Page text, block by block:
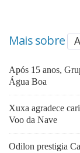
Mais sobre
Após 15 anos,
Água Boa
Xuxa agradece
Voo da Nave
Odilon prestigia